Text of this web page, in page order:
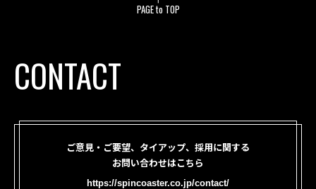
PAGE to TOP
CONTACT
ご意見・ご要望、タイアップ、採用に関する
お問い合わせはこちら
https://spincoaster.co.jp/contact/